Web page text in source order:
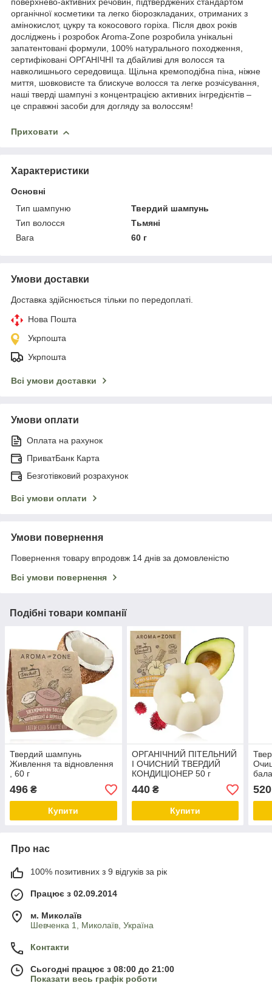
поверхнево-активних речовин, підтверджених стандартом
органічної косметики та легко біорозкладаних, отриманих з
амінокислот, цукру та кокосового горіха. Після двох років
досліджень і розробок Aroma-Zone розробила унікальні
запатентовані формули, 100% натурального походження,
сертифіковані ОРГАНІЧНІ та дбайливі для волосся та
навколишнього середовища. Щільна кремоподібна піна, ніжне
миття, шовковисте та блискуче волосся та легке розчісування,
наші тверді шампуні з концентрацією активних інгредієнтів –
це справжні засоби для догляду за волоссям!
Приховати
Характеристики
Основні
Тип шампуню
Твердий шампунь
Тип волосся
Тьмяні
Вага
60 г
Умови доставки
Доставка здійснюється тільки по передоплаті.
Нова Пошта
Укрпошта
Укрпошта
Всі умови доставки
Умови оплати
Оплата на рахунок
ПриватБанк Карта
Безготівковий розрахунок
Всі умови оплати
Умови повернення
Повернення товару впродовж 14 днів за домовленістю
Всі умови повернення
Подібні товари компанії
Твердий шампунь
Живлення та відновлення
, 60 г
496 ₴
Купити
ОРГАНІЧНИЙ ПІТЕЛЬНИЙ
І ОЧИСНИЙ ТВЕРДИЙ
КОНДИЦІОНЕР 50 г
440₴
Купити
520
Про нас
100% позитивних з 9 відгуків за рік
Працює з 02.09.2014
м. Миколаїв
Шевченка 1, Миколаїв, Україна
Контакти
Сьогодні працює з 08:00 до 21:00
Показати весь графік роботи